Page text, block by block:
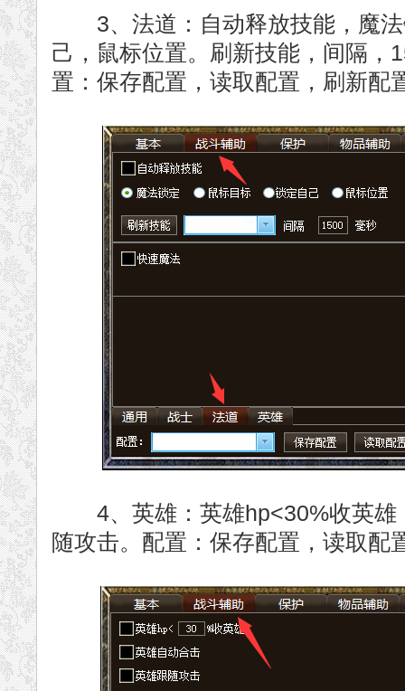
3、法道：自动释放技能，魔法
己，鼠标位置。刷新技能，间隔，
置：保存配置，读取配置，刷新配
4、英雄：英雄hp<30%收英雄
随攻击。配置：保存配置，读取配